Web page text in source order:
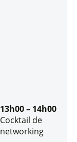
13h00 – 14h00
Cocktail de
networking